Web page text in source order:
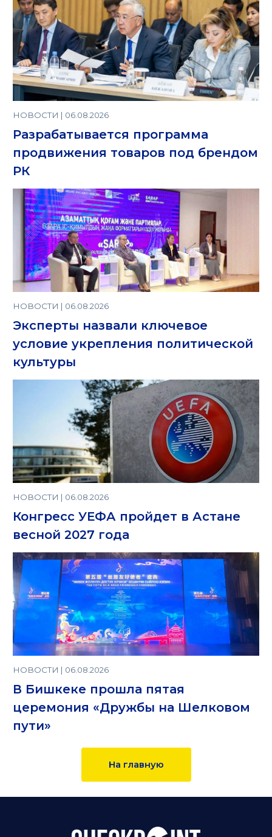
НОВОСТИ | 06.08.2026
Разрабатывается программа
продвижения товаров под брендом
РК
НОВОСТИ | 06.08.2026
Эксперты назвали ключевое
условие укрепления политической
культуры
НОВОСТИ | 06.08.2026
Конгресс УЕФА пройдет в Астане
весной 2027 года
НОВОСТИ | 06.08.2026
В Бишкеке прошла пятая
церемония «Дружбы на Шелковом
пути»
На главную